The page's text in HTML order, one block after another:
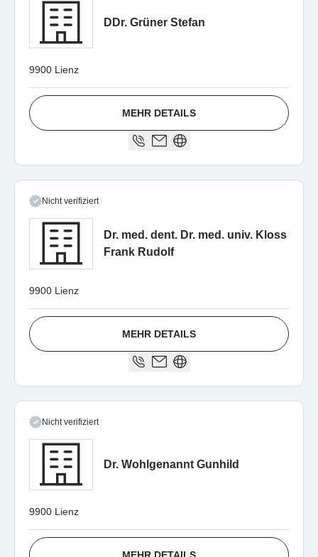
DDr. Grüner Stefan
9900 Lienz
MEHR DETAILS
Nicht verifiziert
Dr. med. dent. Dr. med. univ. Kloss
Frank Rudolf
9900 Lienz
MEHR DETAILS
Nicht verifiziert
Dr. Wohlgenannt Gunhild
9900 Lienz
MEHR DETAILS